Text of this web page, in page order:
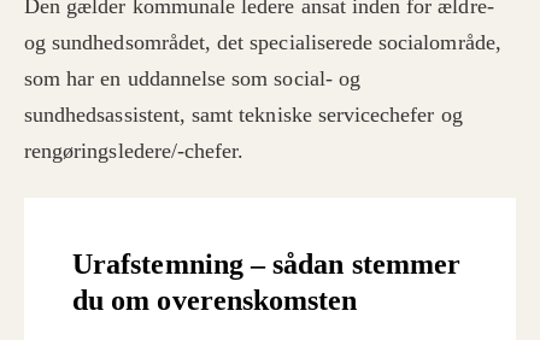
Den gælder kommunale ledere ansat inden for ældre-
og sundhedsområdet, det specialiserede socialområde,
som har en uddannelse som social- og
sundhedsassistent, samt tekniske servicechefer og
rengøringsledere/-chefer.
Urafstemning – sådan stemmer
du om overenskomsten